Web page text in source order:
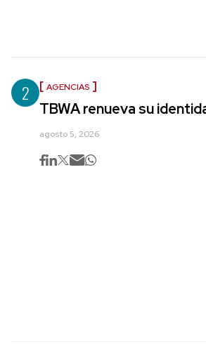
2 AGENCIAS
TBWA renueva su
agosto 5, 2026